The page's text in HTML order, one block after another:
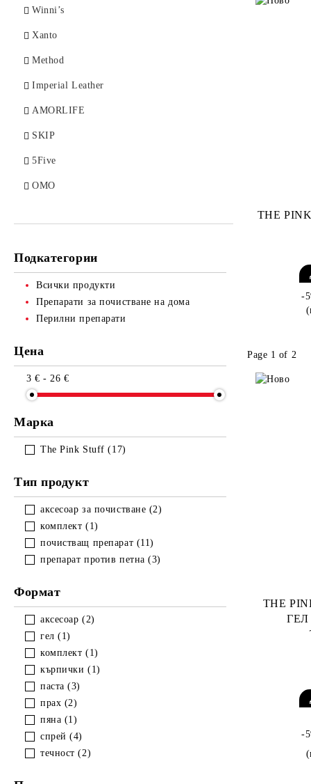
Winni’s
Xanto
Method
Imperial Leather
AMORLIFE
SKIP
5Five
ОМО
Подкатегории
Всички продукти
Препарати за почистване на дома
Перилни препарати
Цена
3 € - 26 €
Марка
The Pink Stuff (17)
Тип продукт
аксесоар за почистване (2)
комплект (1)
почистващ препарат (11)
препарат против петна (3)
Формат
аксесоар (2)
гел (1)
комплект (1)
кърпички (1)
паста (3)
прах (2)
пяна (1)
спрей (4)
течност (2)
THE
-
Page 1 of 2
THE
-